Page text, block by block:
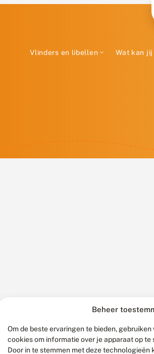
Beheer
Om de beste ervaringen te bieden,
cookies om informatie over je apparaat op te
Door in te stemmen met deze technologieën
Vlinders en libellen Wat kan jij